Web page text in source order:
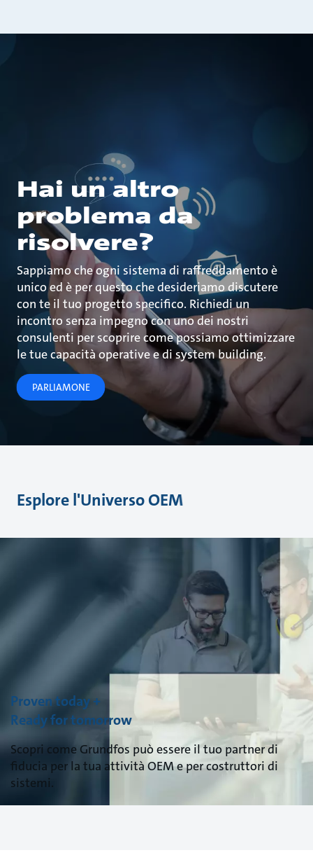
Hai un altro
problema da
risolvere?
Sappiamo che ogni sistema di raffreddamento è
unico ed è per questo che desideriamo discutere
con te il tuo progetto specifico. Richiedi un
incontro senza impegno con uno dei nostri
consulenti per scoprire come possiamo ottimizzare
le tue capacità operative e di system building.
PARLIAMONE
Esplore l'Universo OEM
Proven today +
Ready for tomorrow
Scopri come Grundfos può essere il tuo partner di
fiducia per la tua attività OEM e per costruttori di
sistemi.